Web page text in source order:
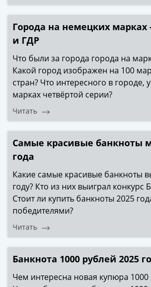
Победы
ВОВ
труда
Города-
герои
Оружие
Великой
Победы
Сочи
2014
футболу
Крымские
Архитектура
книга
Города на немецких
и ГДР
Что были за города города на
Какой город изображен на 100
стран? Что интересного в городе,
марках четвёртой серии?
Читать
Самые красивые банкноты
года
Какие самые красивые банкноты
году? Кто из них выиграл конкурс
Стоит ли купить банкноты 2025
победителями?
Читать
Банкнота 1000 рублей 2025
Чем интересна новая купюра 1000